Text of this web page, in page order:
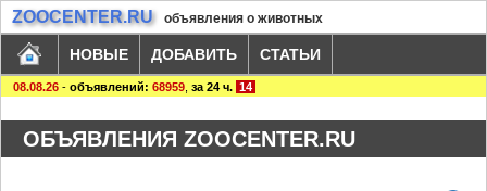
ZOOCENTER.RU объявления о животных
НОВЫЕ ДОБАВИТЬ СТАТЬИ
08.08.26 - объявлений: 68959 за 24 ч. 14
ОБЪЯВЛЕНИЯ ZOOCENTER.RU